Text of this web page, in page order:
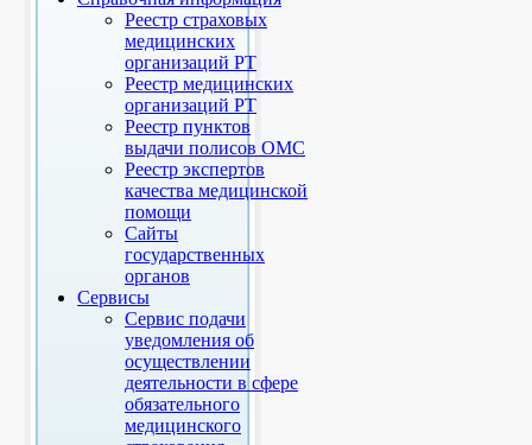
Реестр страховых
медицинских
организаций РТ
Реестр медицинских
организаций РТ
Реестр пунктов
выдачи полисов ОМС
Реестр экспертов
качества медицинской
помощи
Сайты
государственных
органов
Сервисы
Сервис подачи
уведомления об
осуществлении
деятельности в сфере
обязательного
медицинского